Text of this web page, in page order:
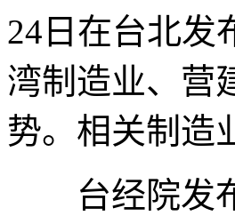
24日在台北发
湾制造业、营
势。相关制造
台经院发布